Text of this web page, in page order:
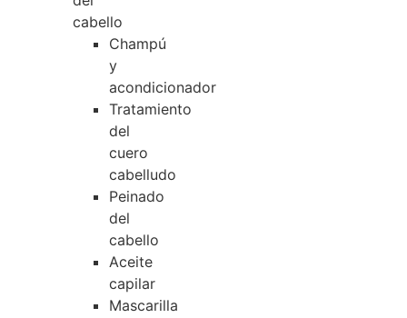
cabello
Champú
y
acondicionador
Tratamiento
del
cuero
cabelludo
Peinado
del
cabello
Aceite
capilar
Mascarilla